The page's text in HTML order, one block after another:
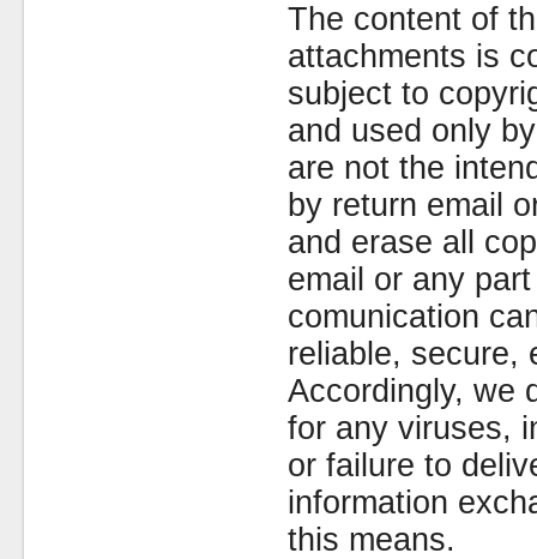
The content of
attachments is
subject to
and used only
are not the
by return email
and erase all
email or any
comunication
reliable, secure,
Accordingly, we
for any viruses,
or failure to
information
this means.